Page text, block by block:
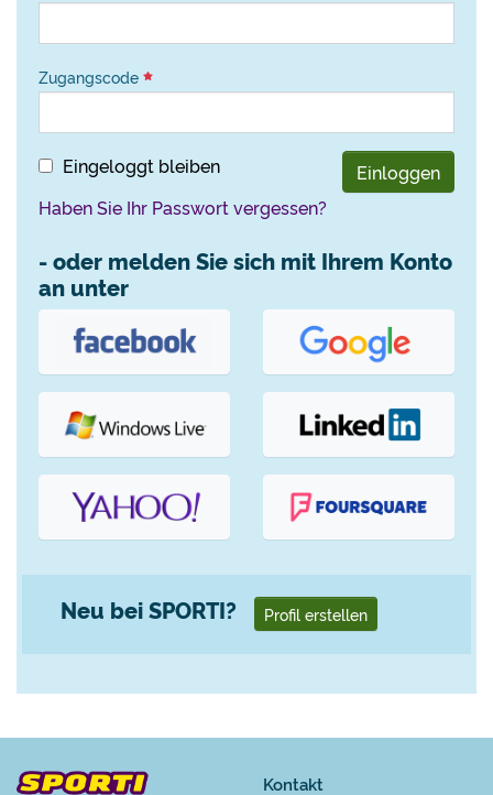
Zugangscode
Eingeloggt bleiben
Einloggen
Haben Sie Ihr Passwort vergessen?
- oder melden Sie sich mit Ihrem Konto
an unter
Neu bei SPORTI? Profil erstellen
Kontakt